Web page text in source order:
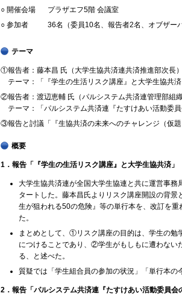
○ 開催会場
プラザエフ5階 会議室
○ 参加者
36名（委員10名、報告者2名、オブザー
テーマ
①報告者：藤本昌 氏（大学生協共済連共済推進部次長）
テーマ：「『学生の生活リスク講座』と大学生協共済
②報告者：渡辺恵輔 氏（パルシステム共済連管理部組織
テーマ：「パルシステム共済連『たすけあい活動委員
③報告と討議「『生協共済の未来へのチャレンジ（仮題
概要
1．報告「『学生の生活リスク講座』と大学生協共済」
大学生協共済連が全国大学生協連と共に運営事
タートした。藤本昌氏よりリスク講座開設の背
生が狙われる50の危険』等の単行本を、改訂を
た。
まとめとして、①リスク講座の目的は、学生の勉
につけることであり、②学生がもしもに遭わない
る、と述べた。
質疑では「学生組合員の参加の状況」「単行本の
2．報告「パルシステム共済連『たすけあい活動委員会